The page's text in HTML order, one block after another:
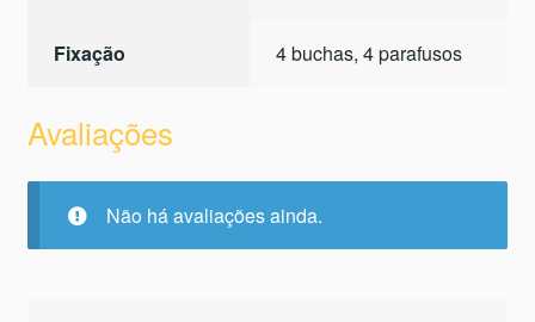
Fixação 4 buchas, 4 parafusos
Avaliações
Não há avaliações ainda.